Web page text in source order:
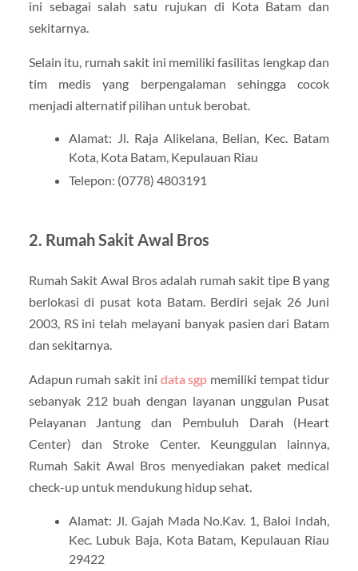
ini sebagai salah satu rujukan di Kota Batam dan
sekitarnya.
Selain itu, rumah sakit ini memiliki fasilitas lengkap dan
tim medis yang berpengalaman sehingga cocok
menjadi alternatif pilihan untuk berobat.
Alamat: Jl. Raja Alikelana, Belian, Kec. Batam
Kota, Kota Batam, Kepulauan Riau
Telepon: (0778) 4803191
2. Rumah Sakit Awal Bros
Rumah Sakit Awal Bros adalah rumah sakit tipe B yang
berlokasi di pusat kota Batam. Berdiri sejak 26 Juni
2003, RS ini telah melayani banyak pasien dari Batam
dan sekitarnya.
Adapun rumah sakit ini data sgp memiliki tempat tidur
sebanyak 212 buah dengan layanan unggulan Pusat
Pelayanan Jantung dan Pembuluh Darah (Heart
Center) dan Stroke Center. Keunggulan lainnya,
Rumah Sakit Awal Bros menyediakan paket medical
check-up untuk mendukung hidup sehat.
Alamat: Jl. Gajah Mada No.Kav. 1, Baloi Indah,
Kec. Lubuk Baja, Kota Batam, Kepulauan Riau
29422